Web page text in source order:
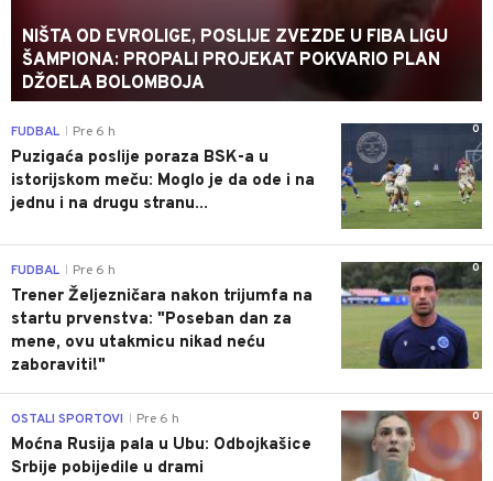
NIŠTA OD EVROLIGE, POSLIJE ZVEZDE U FIBA LIGU
ŠAMPIONA: PROPALI PROJEKAT POKVARIO PLAN
DŽOELA BOLOMBOJA
0
FUDBAL Pre 6 h
Puzigaća poslije poraza BSK-a u
istorijskom meču: Moglo je da ode i na
jednu i na drugu stranu...
0
FUDBAL Pre 6 h
Trener Željezničara nakon trijumfa na
startu prvenstva: "Poseban dan za
mene, ovu utakmicu nikad neću
zaboraviti!"
0
OSTALI SPORTOVI Pre 6 h
Moćna Rusija pala u Ubu: Odbojkašice
Srbije pobijedile u drami